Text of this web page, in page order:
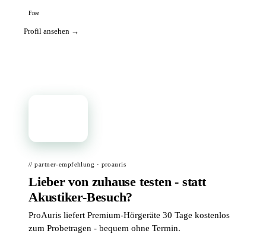
Free
Profil ansehen →
// partner-empfehlung · proauris
Lieber von zuhause testen - statt
Akustiker-Besuch?
ProAuris liefert Premium-Hörgeräte 30 Tage kostenlos
zum Probetragen - bequem ohne Termin.